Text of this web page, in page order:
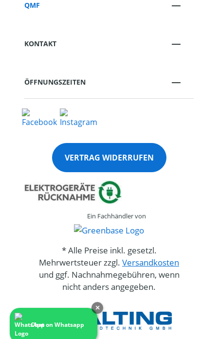
Chat on Whatsapp
×
QMF
KONTAKT
ÖFFNUNGSZEITEN
VERTRAG WIDERRUFEN
Ein Fachhändler von
* Alle Preise inkl. gesetzl.
Mehrwertsteuer zzgl. Versandkosten
und ggf. Nachnahmegebühren, wenn
nicht anders angegeben.